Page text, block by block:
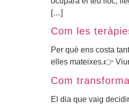
[…]
Com les
Per què ens costa
elles mateixes.👉
Com
El dia que vaig